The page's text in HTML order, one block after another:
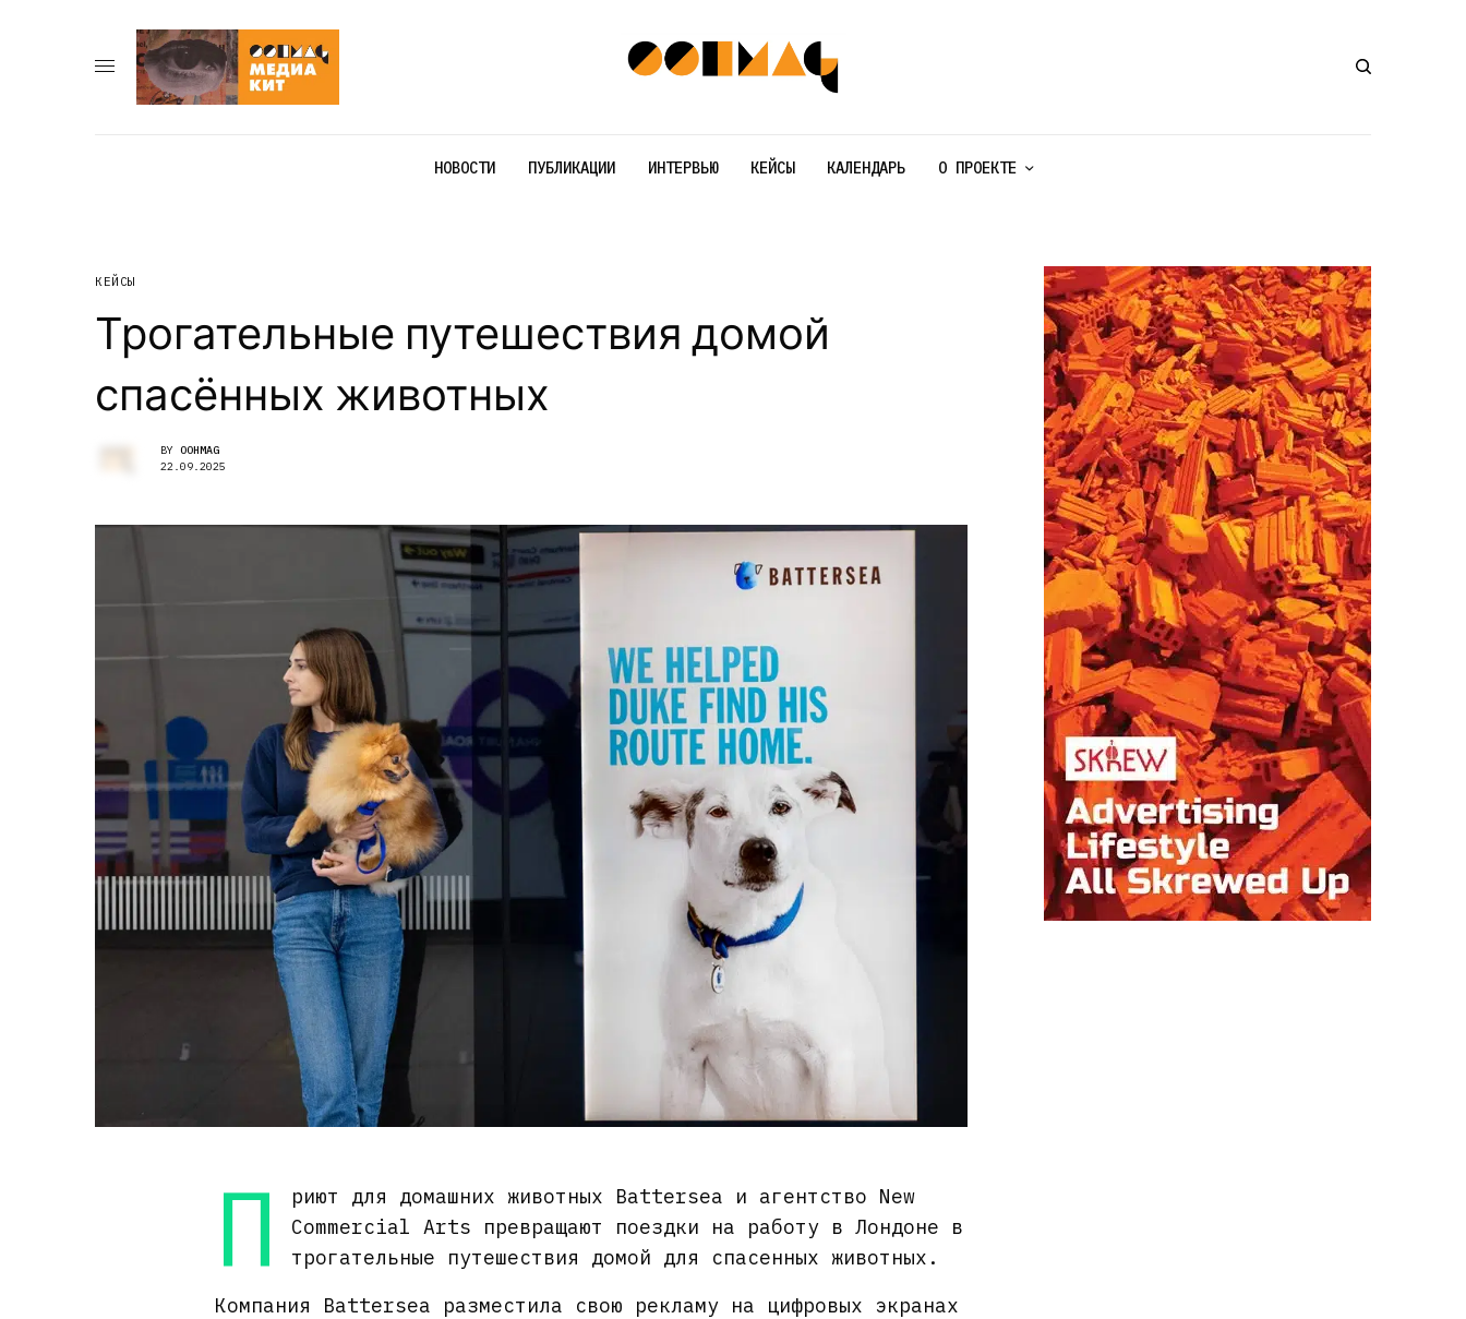
НОВОСТИ ПУБЛИКАЦИИ ИНТЕРВЬЮ КЕЙСЫ КАЛЕНДАРЬ О ПРОЕКТЕ
КЕЙСЫ
Трогательные путешествия домой
спасённых животных
BY OOHMAG
22.09.2025
П
риют для домашних животных Battersea и агентство New
Commercial Arts превращают поездки на работу в Лондоне в
трогательные путешествия домой для спасенных животных.
Компания Battersea разместила свою рекламу на цифровых экранах